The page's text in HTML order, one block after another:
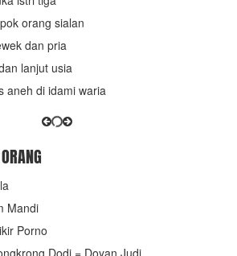
orang sialan
dan pria
lanjut usia
aneh di idami waria
Mandi
Porno